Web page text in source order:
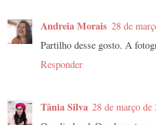
Andreia Morais 28 de
Partilho desse gosto. A
Responder
Tânia Silva 28 de março de